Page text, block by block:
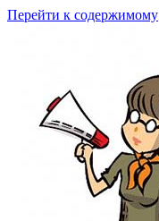
Перейти к содержимому